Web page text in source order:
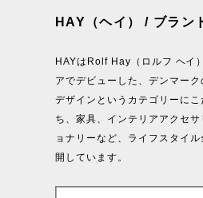
HAY（ヘイ） / ブラン
HAYはRolf Hay（ロルフ ヘイ
アでデビューした、デンマー
デザインというカテゴリーに
ち、家具、インテリアアクセ
ョナリーなど、ライフスタイ
開しています。